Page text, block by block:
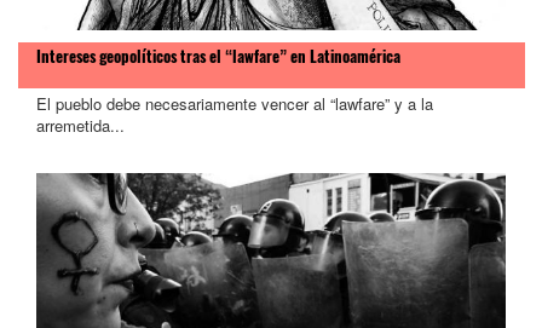
Intereses geopolíticos tras el “lawfare” en Latinoamérica
El pueblo debe necesariamente vencer al “lawfare” y a la
arremetida...